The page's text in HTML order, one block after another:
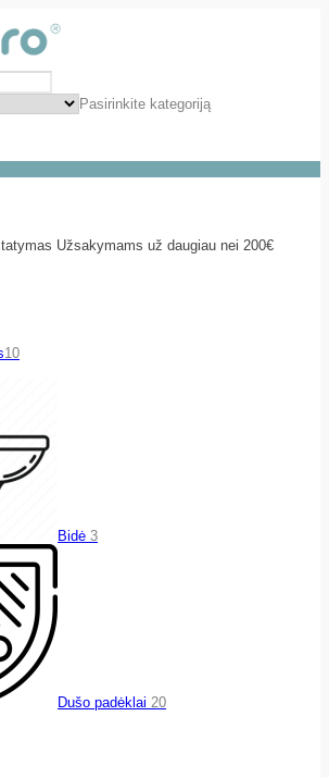
Pasirinkite kategoriją
Užsakymams už daugiau nei 200€
10
Bidė 3
Dušo padėklai 20